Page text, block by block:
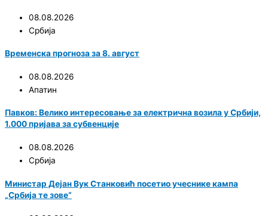
08.08.2026
Србија
Временска прогноза за 8. август
08.08.2026
Апатин
Павков: Велико интересовање за електрична возила у Србији,
1.000 пријава за субвенције
08.08.2026
Србија
Министар Дејан Вук Станковић посетио учеснике кампа
„Србија те зове“